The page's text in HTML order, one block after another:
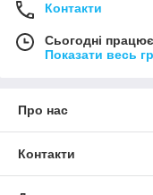
Контакти
Сьогодні
Показати весь
Про нас
Контакти